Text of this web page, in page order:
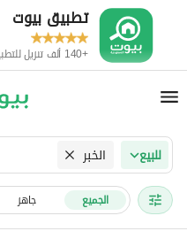
تطبيق بيوت
+140 ألف تنزيل للتطبيق
للبيع الخبر
الجميع جاهز